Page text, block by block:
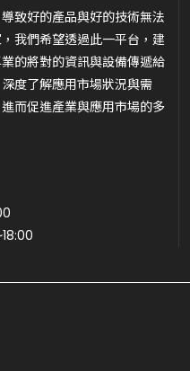
致好的產品與好的技術無法
我們希望透過此一平台，建
的將對的資訊與設備傳遞給
度了解應用市場狀況與需
而促進產業與應用市場的多